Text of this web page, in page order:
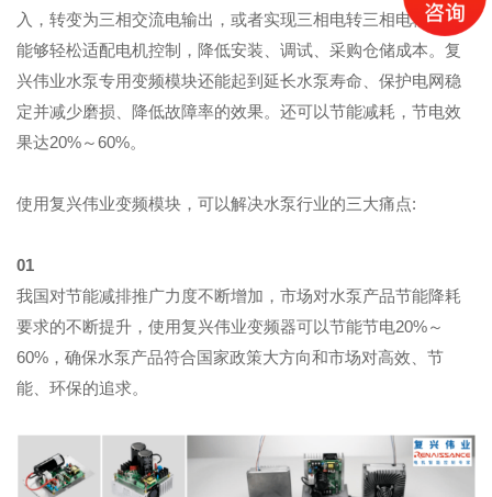
入，转变为三相交流电输出，或者实现三相电转三相电输出，
能够轻松适配电机控制，降低安装、调试、采购仓储成本。复
兴伟业水泵专用变频模块还能起到延长水泵寿命、保护电网稳
定并减少磨损、降低故障率的效果。还可以节能减耗，节电效
果达20%～60%。
使用复兴伟业变频模块，可以解决水泵行业的三大痛点:
01
我国对节能减排推广力度不断增加，市场对水泵产品节能降耗
要求的不断提升，使用复兴伟业变频器可以节能节电20%～
60%，确保水泵产品符合国家政策大方向和市场对高效、节
能、环保的追求。